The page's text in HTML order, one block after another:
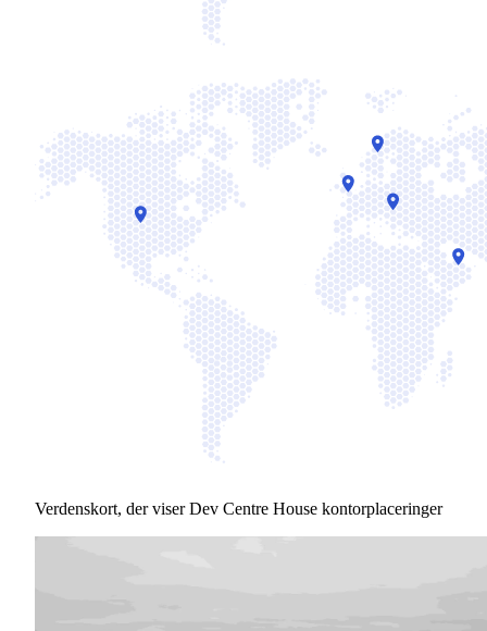
Verdenskort, der viser Dev Centre House kontorplaceringer